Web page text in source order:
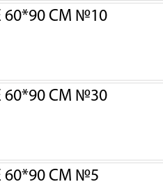
СМ №10
СМ №30
СМ №5